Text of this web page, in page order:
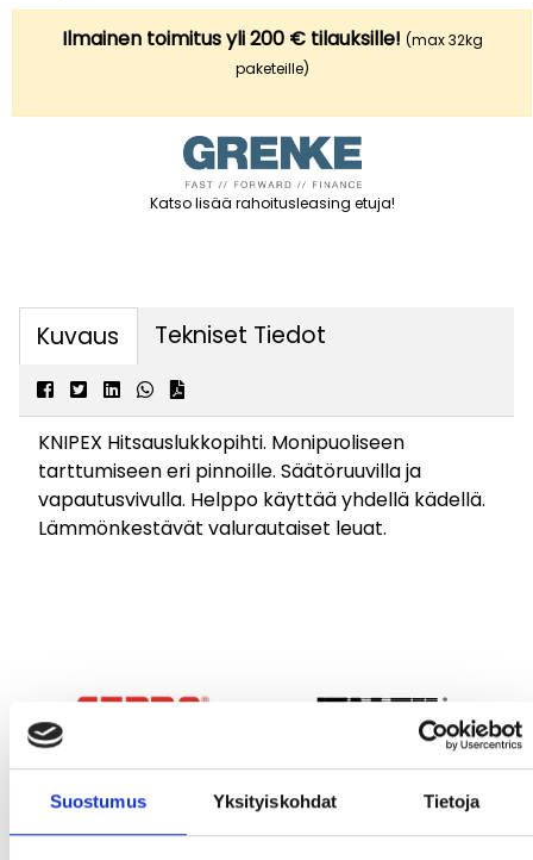
Suostumus Yksityiskohdat Tietoja
Ilmainen toimitus yli 200 € tilauksille! (max 32kg
paketeille)
Katso lisää rahoitusleasing etuja!
Kuvaus Tekniset Tiedot
KNIPEX Hitsauslukkopihti. Monipuoliseen
tarttumiseen eri pinnoille. Säätöruuvilla ja
vapautusvivulla. Helppo käyttää yhdellä kädellä.
Lämmönkestävät valurautaiset leuat.